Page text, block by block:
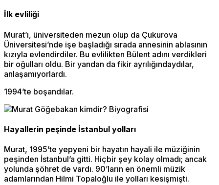
İlk evliliği
Murat’ı, üniversiteden mezun olup da Çukurova
Üniversitesi’nde işe başladığı sırada annesinin ablasının
kızıyla evlendirdiler. Bu evlilikten Bülent adını verdikleri
bir oğulları oldu. Bir yandan da fikir ayrılığındaydılar,
anlaşamıyorlardı.
1994’te boşandılar.
Hayallerin peşinde İstanbul yolları
Murat, 1995’te yepyeni bir hayatın hayali ile müziğinin
peşinden İstanbul’a gitti. Hiçbir şey kolay olmadı; ancak
yolunda şöhret de vardı. 90’ların en önemli müzik
adamlarından Hilmi Topaloğlu ile yolları kesişmişti.